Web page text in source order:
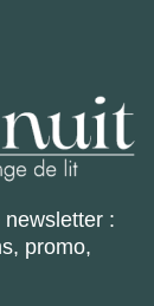
:
promo,